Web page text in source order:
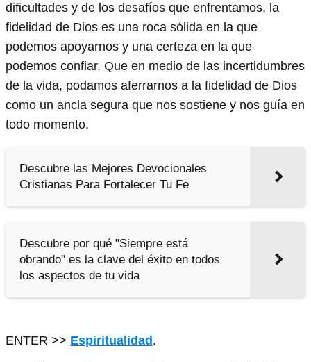
dificultades y de los desafíos que enfrentamos, la
fidelidad de Dios es una roca sólida en la que
podemos apoyarnos y una certeza en la que
podemos confiar. Que en medio de las incertidumbres
de la vida, podamos aferrarnos a la fidelidad de Dios
como un ancla segura que nos sostiene y nos guía en
todo momento.
Descubre las Mejores Devocionales
Cristianas Para Fortalecer Tu Fe
Descubre por qué "Siempre está
obrando" es la clave del éxito en todos
los aspectos de tu vida
ENTER >> Espiritualidad .